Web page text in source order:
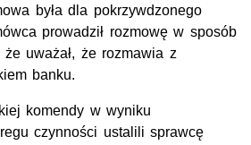
była dla pokrzywdzonego
prowadził rozmowę w sposób
uważał, że rozmawia z
banku.
komendy w wyniku
czynności ustalili sprawcę